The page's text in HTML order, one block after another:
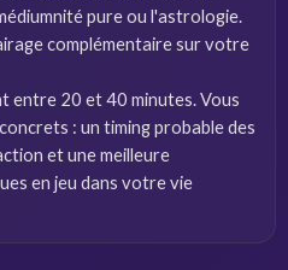
pure ou l'astrologie.
complémentaire sur votre
entre 20 et 40 minutes. Vous
: un timing probable des
et une meilleure
en jeu dans votre vie